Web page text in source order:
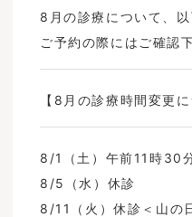
8月の診療について、
ご予約の際にはご確認
【8月の診療時間変更に
8/1（土）午前11時30
8/5（水）休診
8/11（火）休診＜山の